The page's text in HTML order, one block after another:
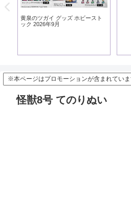
黄泉のツガイ グッズ ホビースト
ック 2026年9月
※本ページはプロモーションが含まれてい
怪獣8号 てのりぬい